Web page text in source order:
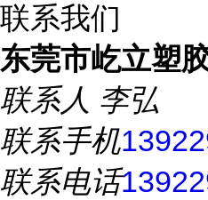
联系我们
东莞市屹立塑
联系人 李弘
联系手机
联系电话